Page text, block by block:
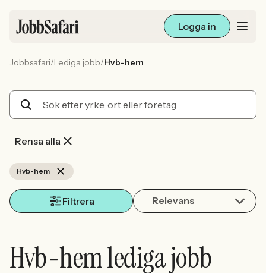
Logga in
Arbetsliv och karriär
Sök med AI
Jobbsafari/Lediga jobb/Hvb-hem
Rensa alla
Hvb-hem
Filtrera Relevans
Hvb-hem lediga jobb